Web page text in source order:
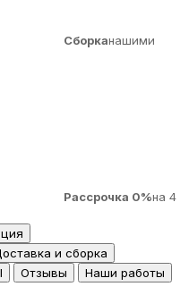
Сборканашими
Рассрочка 0%на 4
и сборка
Отзывы Наши работы